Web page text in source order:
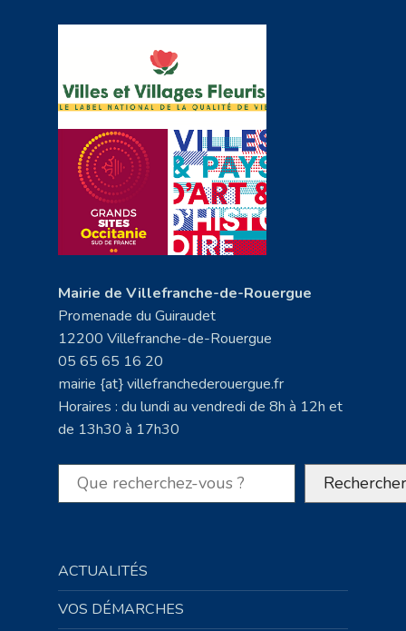
Mairie de Villefranche-de-Rouergue
Promenade du Guiraudet
12200 Villefranche-de-Rouergue
05 65 65 16 20
mairie {at} villefranchederouergue.fr
Horaires : du lundi au vendredi de 8h à 12h et
de 13h30 à 17h30
Rechercher Rechercher
ACTUALITÉS
VOS DÉMARCHES